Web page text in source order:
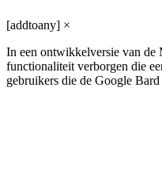
[addtoany] ×
In een ontwikkelversie van de
functionaliteit verborgen die
gebruikers die de Google